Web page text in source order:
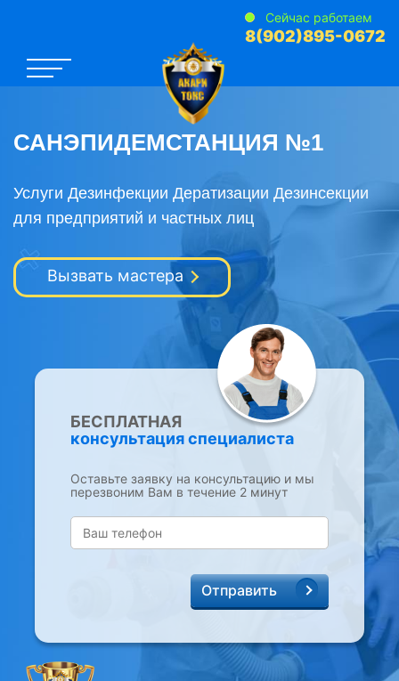
Сейчас работаем
8(902)895-0672
САНЭПИДЕМСТАНЦИЯ №1
Услуги Дезинфекции Дератизации Дезинсекции
для предприятий и частных лиц
Вызвать мастера
БЕСПЛАТНАЯ
консультация специалиста
Оставьте заявку на консультацию и мы
перезвоним Вам в течение 2 минут
Отправить